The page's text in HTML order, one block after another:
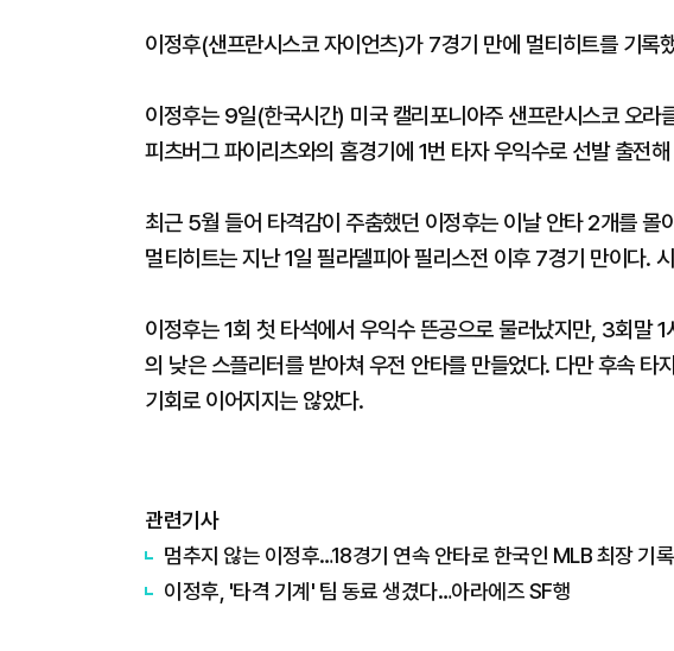
이정후(샌프란시스코 자이언츠)가 7경기 만에 멀티히트를 기록
이정후는 9일(한국시간) 미국 캘리포니아주 샌프란시스코 오
피츠버그 파이리츠와의 홈경기에 1번 타자 우익수로 선발 출전
최근 5월 들어 타격감이 주춤했던 이정후는 이날 안타 2개를 몰
멀티히트는 지난 1일 필라델피아 필리스전 이후 7경기 만이다
이정후는 1회 첫 타석에서 우익수 뜬공으로 물러났지만, 3회말 1
의 낮은 스플리터를 받아쳐 우전 안타를 만들었다. 다만 후속 타
기회로 이어지지는 않았다.
관련기사
멈추지 않는 이정후…18경기 연속 안타로 한국인 MLB 최장 기
이정후, '타격 기계' 팀 동료 생겼다…아라에즈 SF행